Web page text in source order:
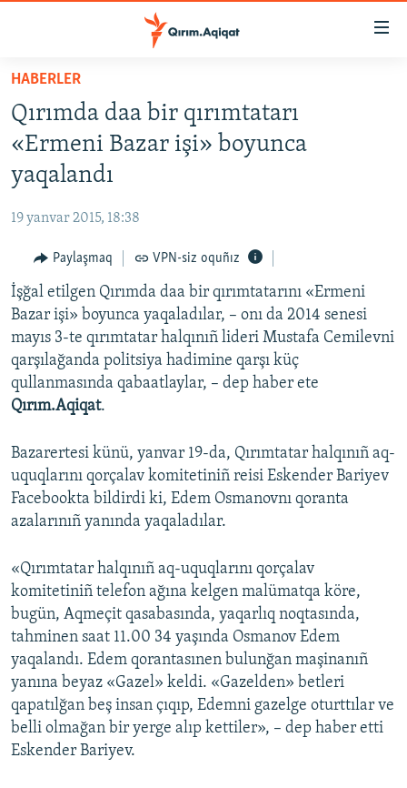
Esas
qaytmaq
Baş
navigatsiyağa
qaytmaq
Qıdıruvğa
qaytmaq
HABERLER
SİYASET
İQTİSADİYAT
MEDENİYET
İNSAN AQLARI
VİDEO
SÜRET
BLOGLAR
FİKİR
Українською
QOŞULIÑIZ!
RFE/RS bütün saytları
HABERLER
Qırımda daa bir qırımtatarı
«Ermeni Bazar işi» boyunca
yaqalandı
19 yanvar 2015, 18:38
Paylaşmaq VPN-siz oquñız
İşğal etilgen Qırımda daa bir qırımtatarını «Ermeni
Bazar işi» boyunca yaqaladılar, – onı da 2014 senesi
mayıs 3-te qırımtatar halqınıñ lideri Mustafa Cemilevni
qarşılağanda politsiya hadimine qarşı küç
qullanmasında qabaatlaylar, – dep haber ete
Qırım.Aqiqat.
Bazarertesi künü, yanvar 19-da, Qırımtatar halqınıñ aq-
uquqlarını qorçalav komitetiniñ reisi Eskender Bariyev
Facebookta bildirdi ki, Edem Osmanovnı qoranta
azalarınıñ yanında yaqaladılar.
«Qırımtatar halqınıñ aq-uquqlarını qorçalav
komitetiniñ telefon ağına kelgen malümatqa köre,
bugün, Aqmeçit qasabasında, yaqarlıq noqtasında,
tahminen saat 11.00 34 yaşında Osmanov Edem
yaqalandı. Edem qorantasınen bulunğan maşinanıñ
yanına beyaz «Gazel» keldi. «Gazelden» betleri
qapatılğan beş insan çıqıp, Edemni gazelge oturttılar ve
belli olmağan bir yerge alıp kettiler», – dep haber etti
Eskender Bariyev.